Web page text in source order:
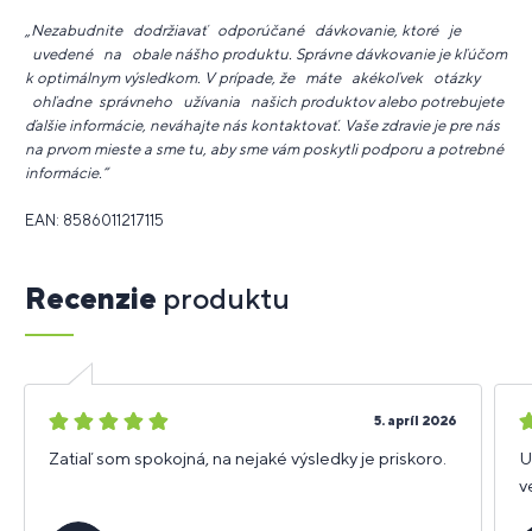
„Nezabudnite dodržiavať odporúčané dávkovanie, ktoré je
uvedené na obale nášho produktu. Správne dávkovanie je kľúčom
k optimálnym výsledkom. V prípade, že máte akékoľvek otázky
ohľadne správneho užívania našich produktov alebo potrebujete
ďalšie informácie, neváhajte nás kontaktovať. Vaše zdravie je pre nás
na prvom mieste a sme tu, aby sme vám poskytli podporu a potrebné
informácie.“
EAN: 8586011217115
Recenzie produktu
5
5. apríl 2026
Zatiaľ som spokojná, na nejaké výsledky je priskoro.
4